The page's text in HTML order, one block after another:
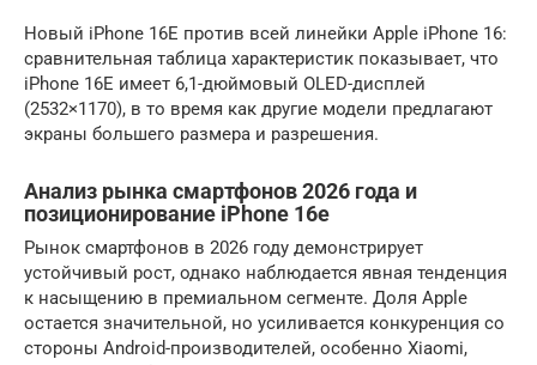
Новый iPhone 16E против всей линейки Apple iPhone 16:
сравнительная таблица характеристик показывает, что
iPhone 16E имеет 6,1-дюймовый OLED-дисплей
(2532×1170), в то время как другие модели предлагают
экраны большего размера и разрешения.
Анализ рынка смартфонов 2026 года и
позиционирование iPhone 16e
Рынок смартфонов в 2026 году демонстрирует
устойчивый рост, однако наблюдается явная тенденция
к насыщению в премиальном сегменте. Доля Apple
остается значительной, но усиливается конкуренция со
стороны Android-производителей, особенно Xiaomi,